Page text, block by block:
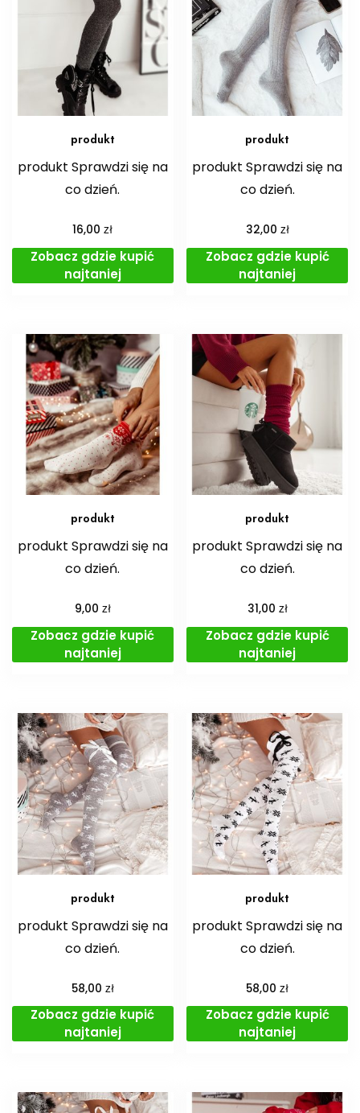
produkt
produkt Sprawdzi się na
co dzień.
16,00zł
Zobacz gdzie kupić
najtaniej
produkt
produkt Sprawdzi się na
co dzień.
32,00 zł
Zobacz gdzie kupić
najtaniej
produkt
produkt Sprawdzi się na
co dzień.
9,00 zł
Zobacz gdzie kupić
najtaniej
produkt
produkt Sprawdzi się na
co dzień.
31,00 zł
Zobacz gdzie kupić
najtaniej
produkt
produkt Sprawdzi się na
co dzień.
58,00 zł
Zobacz gdzie kupić
najtaniej
produkt
produkt Sprawdzi się na
co dzień.
58,00zł
Zobacz gdzie kupić
najtaniej